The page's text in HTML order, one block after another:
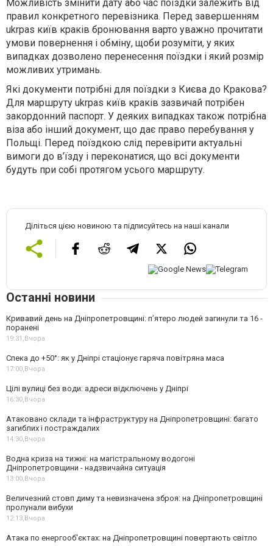
Можливість змінити дату або час поїздки залежить від
правил конкретного перевізника. Перед завершенням
ukrpas київ краків бронювання варто уважно прочитати
умови повернення і обміну, щоби розуміти, у яких
випадках дозволено перенесення поїздки і який розмір
можливих утримань.
Які документи потрібні для поїздки з Києва до Кракова?
Для маршруту ukrpas київ краків зазвичай потрібен
закордонний паспорт. У деяких випадках також потрібна
віза або інший документ, що дає право перебування у
Польщі. Перед поїздкою слід перевірити актуальні
вимоги до в’їзду і переконатися, що всі документи
будуть при собі протягом усього маршруту.
Діліться цією новиною та підписуйтесь на наші канали
Останні новини
Кривавий день на Дніпропетровщині: п’ятеро людей загинули та 16 -
поранені
19:31,Вчора
Спека до +50°: як у Дніпрі стаціонує гаряча повітряна маса
17:00,Вчора
Цілі вулиці без води: адреси відключень у Дніпрі
16:30,Вчора
Атаковано склади та інфраструктуру на Дніпропетровщині: багато
загиблих і постраждалих
14:30,Вчора
Водна криза на тижні: на магістральному водогоні
Дніпропетровщини - надзвичайна ситуація
13:00,Вчора
Величезний стовп диму та невизначена зброя: на Дніпропетровщині
пролунали вибухи
12:13,Вчора
Атака по енергооб'єктах: на Дніпропетровщині повертають світло